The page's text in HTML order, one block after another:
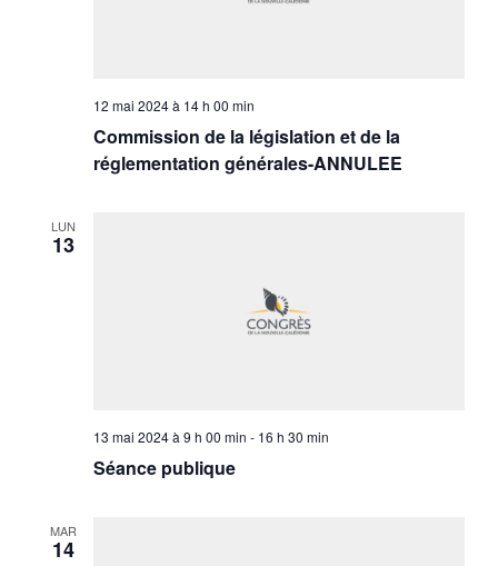
Commission de la législation et de la
réglementation générales-ANNULEE
12 mai 2024 à 14 h 00 min
LUN
13
Séance publique
13 mai 2024 à 9 h 00 min - 16 h 30 min
MAR
14